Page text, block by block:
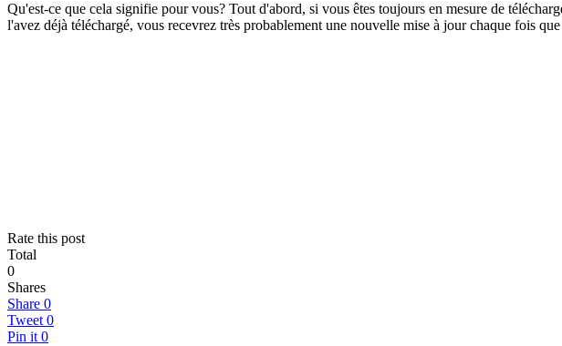
Qu'est-ce que cela signifie pour vous? Tout d'abord, si vous êtes toujours en mesure de
l'avez déjà téléchargé, vous recevrez très probablement une nouvelle mise à jour chaque fois
Rate this post
Total
0
Shares
Share 0
Tweet 0
Pin it 0